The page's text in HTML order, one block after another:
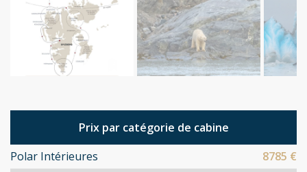
Prix par catégorie de cabine
Polar Intérieures
8785 €